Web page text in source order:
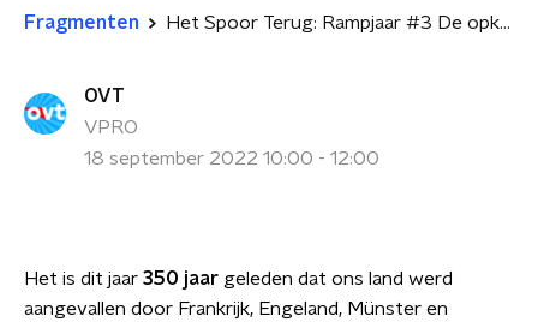
Fragmenten Het Spoor Terug: Rampjaar #3 De opkomst van Willem III
OVT
VPRO
18 september 2022 10:00 - 12:00
Het is dit jaar 350 jaar geleden dat ons land werd
aangevallen door Frankrijk, Engeland, Münster en